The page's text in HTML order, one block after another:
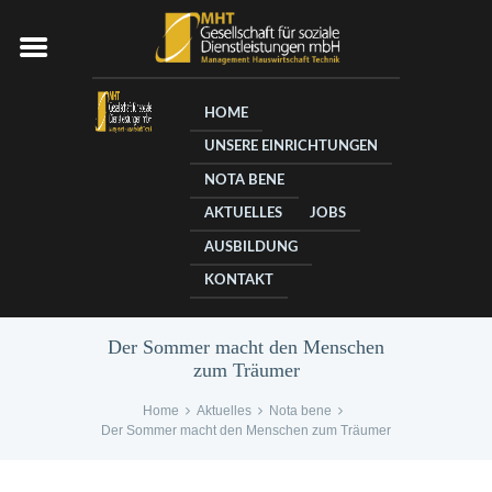
HOME
UNSERE EINRICHTUNGEN
NOTA BENE
AKTUELLES JOBS
AUSBILDUNG
KONTAKT
Der Sommer macht den Menschen
zum Träumer
Home Aktuelles
Nota bene
Der Sommer macht den Menschen zum Träumer